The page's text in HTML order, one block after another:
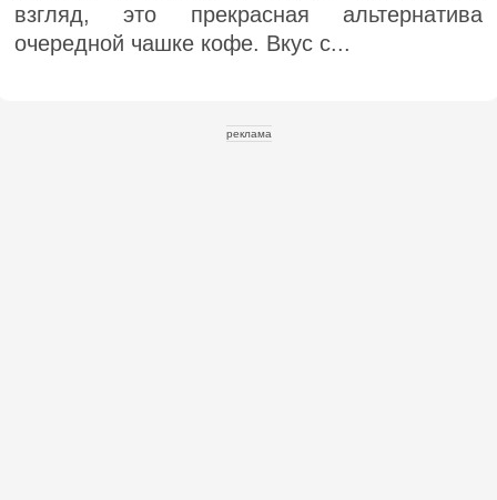
взгляд, это прекрасная альтернатива
очередной чашке кофе. Вкус с...
реклама